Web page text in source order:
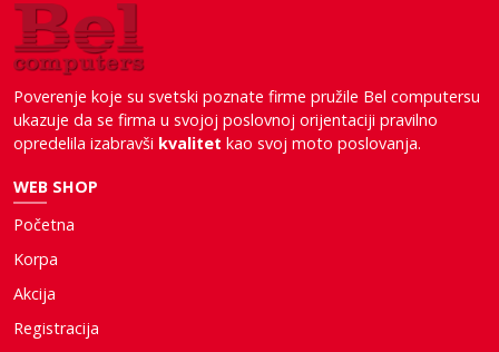
Poverenje koje su svetski poznate firme pružile Bel computersu
ukazuje da se firma u svojoj poslovnoj orijentaciji pravilno
opredelila izabravši kvalitet kao svoj moto poslovanja.
WEB SHOP
Početna
Korpa
Akcija
Registracija